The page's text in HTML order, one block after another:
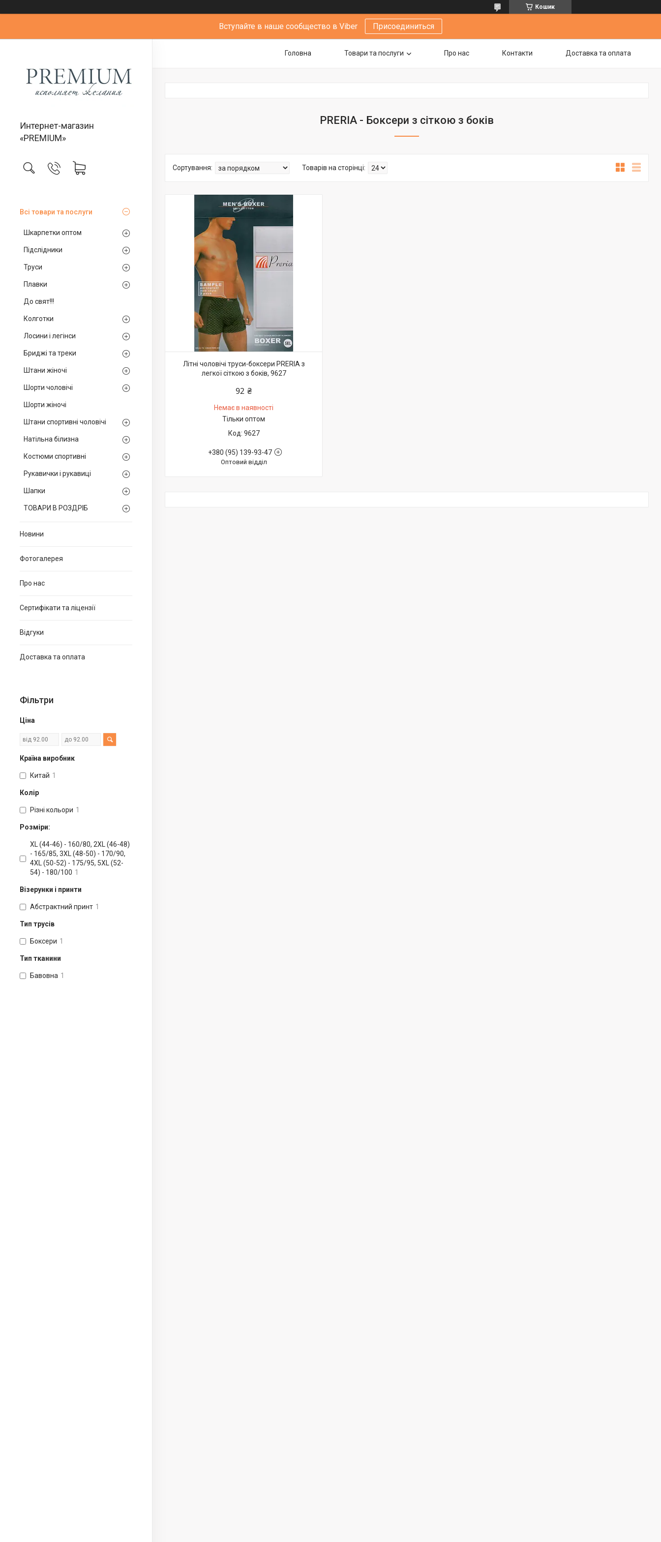
Кошик
Вступайте в наше сообщество в Viber Присоединиться
Интернет-магазин
«PREMIUM»
Всі товари та послуги
Шкарпетки оптом
Підслідники
Труси
Плавки
До свят!!!
Колготки
Лосини і легінси
Бриджі та треки
Штани жіночі
Шорти чоловічі
Шорти жіночі
Штани спортивні чоловічі
Натільна білизна
Костюми спортивні
Рукавички і рукавиці
Шапки
ТОВАРИ В РОЗДРІБ
Новини
Фотогалерея
Про нас
Сертифікати та ліцензії
Відгуки
Доставка та оплата
Фільтри
Ціна
Країна виробник
Китай 1
Колір
Різні кольори 1
Розміри:
XL (44-46) - 160/80, 2ХL (46-48)
- 165/85, 3XL (48-50) - 170/90,
4ХL (50-52) - 175/95, 5XL (52-
54) - 180/100 1
Візерунки і принти
Абстрактний принт 1
Тип трусів
Боксери 1
Тип тканини
Бавовна 1
Головна Товари та послуги Про нас Контакти Доставка та оплата
PRERIA - Боксери з сіткою з боків
Літні чоловічі труси-боксери PRERIA з
легкої сіткою з боків, 9627
92 ₴
Немає в наявності
Тільки оптом
9627
+380 (95) 139-93-47
Оптовий відділ